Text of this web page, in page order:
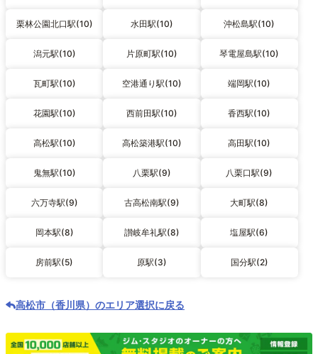
栗林公園北口駅(10) 水田駅(10) 沖松島駅(10)
潟元駅(10) 片原町駅(10) 琴電屋島駅(10)
瓦町駅(10) 空港通り駅(10) 端岡駅(10)
花園駅(10) 西前田駅(10) 香西駅(10)
高松駅(10) 高松築港駅(10) 高田駅(10)
鬼無駅(10) 八栗駅(9) 八栗口駅(9)
六万寺駅(9) 古高松南駅(9) 大町駅(8)
岡本駅(8) 讃岐牟礼駅(8) 塩屋駅(6)
房前駅(5) 原駅(3) 国分駅(2)
高松市（香川県）のエリア選択に戻る